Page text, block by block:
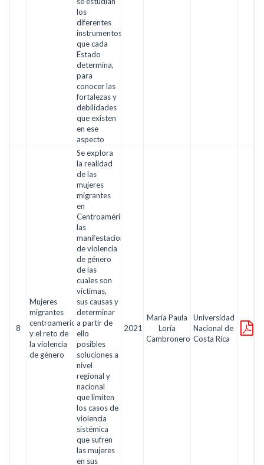
los
diferentes
instrumentos
que cada
Estado
determina,
para
conocer las
fortalezas y
debilidades
que existen
en ese
aspecto
8
Mujeres
migrantes
centroamericanas
y el reto de
la violencia
de género
Se explora
la realidad
de las
mujeres
migrantes
en
Centroamérica,
las
manifestaciones
de violencia
de género
de las
cuales son
víctimas,
sus causas y
determinar
a partir de
ello
posibles
soluciones a
nivel
regional y
nacional
que limiten
los casos de
violencia
sistémica
que sufren
las mujeres
en sus
2021
María Paula
Loría
Cambronero
Universidad
Nacional de
Costa Rica